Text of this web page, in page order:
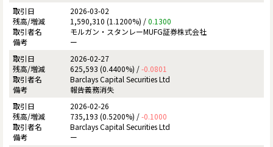
2026-03-02
1,590,310 (1.1200%) /0.1300
モルガン・スタンレーMUFG証券株式会社
ー
2026-02-27
625,593 (0.4400%) /-0.0801
Barclays Capital Securities Ltd
報告義務消失
2026-02-26
735,193 (0.5200%) /-0.1000
Barclays Capital Securities Ltd
ー